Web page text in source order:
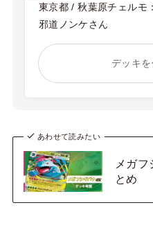
東京都 / 秋葉原チェルモ
邪道ノンケさん
デッキ
あわせて読みたい
メガ
とめ